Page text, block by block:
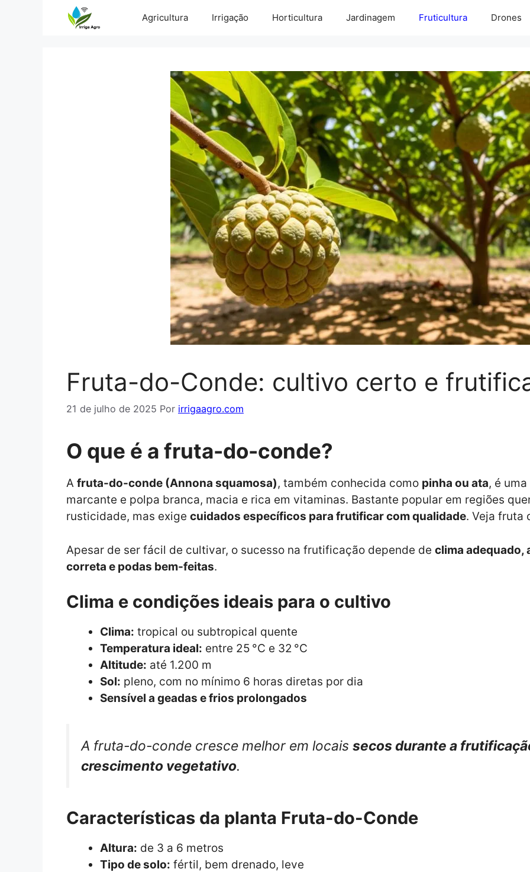
Agricultura Irrigação Horticultura Jardinagem Fruticultura Drones
Fruta-do-Conde: cultivo certo e
21 de julho de 2025 Por irrigaagro.com
O que é a fruta-do-conde?
A fruta-do-conde (Annona squamosa), também conhecida como pinha ou ata, é
marcante e polpa branca, macia e rica em vitaminas. Bastante popular em regiões
rusticidade, mas exige cuidados específicos para frutificar com qualidade. Veja fruta
Apesar de ser fácil de cultivar, o sucesso na frutificação depende de clima adequado,
correta e podas bem-feitas.
Clima e condições ideais para o cultivo
Clima: tropical ou subtropical quente
Temperatura ideal: entre 25 °C e 32 °C
Altitude: até 1.200 m
Sol: pleno, com no mínimo 6 horas diretas por dia
Sensível a geadas e frios prolongados
A fruta-do-conde cresce melhor em locais secos durante a
crescimento vegetativo.
Características da planta Fruta-do-Conde
Altura: de 3 a 6 metros
Tipo de solo: fértil, bem drenado, leve